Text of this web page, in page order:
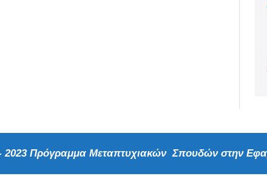
Πρόγραμμα Μεταπτυχιακών Σπουδών στην